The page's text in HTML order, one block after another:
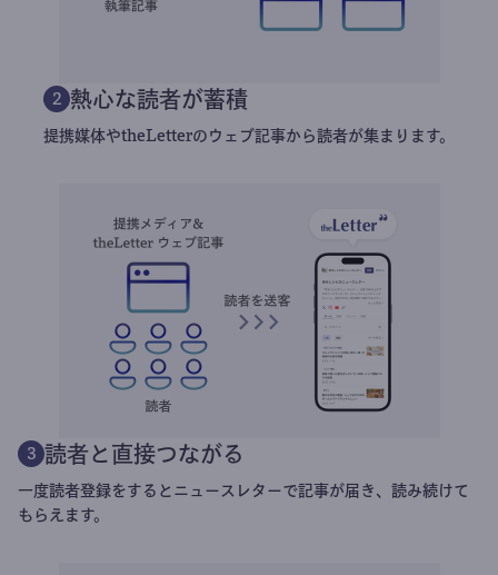
2 熱心な読者が蓄積
提携媒体やtheLetterのウェブ記事から読者が集まります。
3 読者と直接つながる
一度読者登録をするとニュースレターで記事が届き、読み続けて
もらえます。